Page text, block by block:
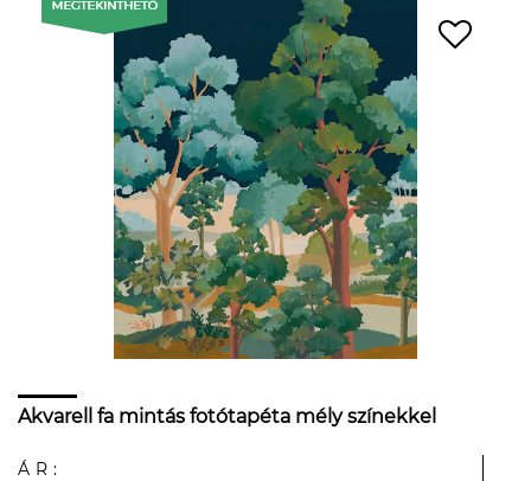
Akvarell fa mintás fotótapéta mély színekkel
ÁR: